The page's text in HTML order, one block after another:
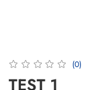
(0)
TEST 1